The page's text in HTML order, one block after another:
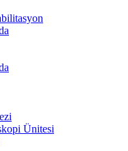
Ünitesi